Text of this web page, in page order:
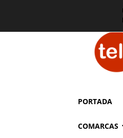
PORTADA
COMARCAS